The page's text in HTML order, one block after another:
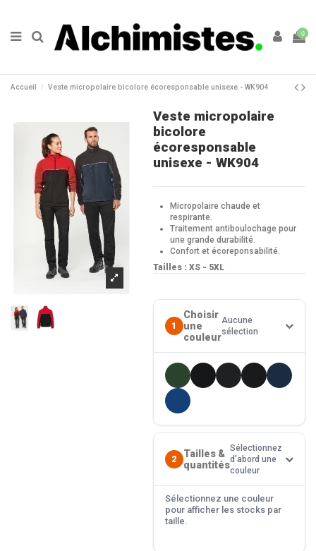
0
Accueil Veste micropolaire bicolore écoresponsable unisexe - WK904
Veste micropolaire
bicolore
écoresponsable
unisexe - WK904
Micropolaire chaude et
respirante.
Traitement antiboulochage pour
une grande durabilité.
Confort et écoreponsabilité.
Tailles : XS - 5XL
1
Choisir
une
couleur
Aucune
sélection
2
Tailles &
quantités
Sélectionnez
d'abord une
couleur
Sélectionnez une couleur
pour afficher les stocks par
taille.